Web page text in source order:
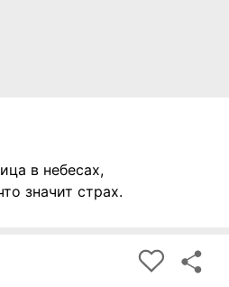
в небесах,
значит страх.